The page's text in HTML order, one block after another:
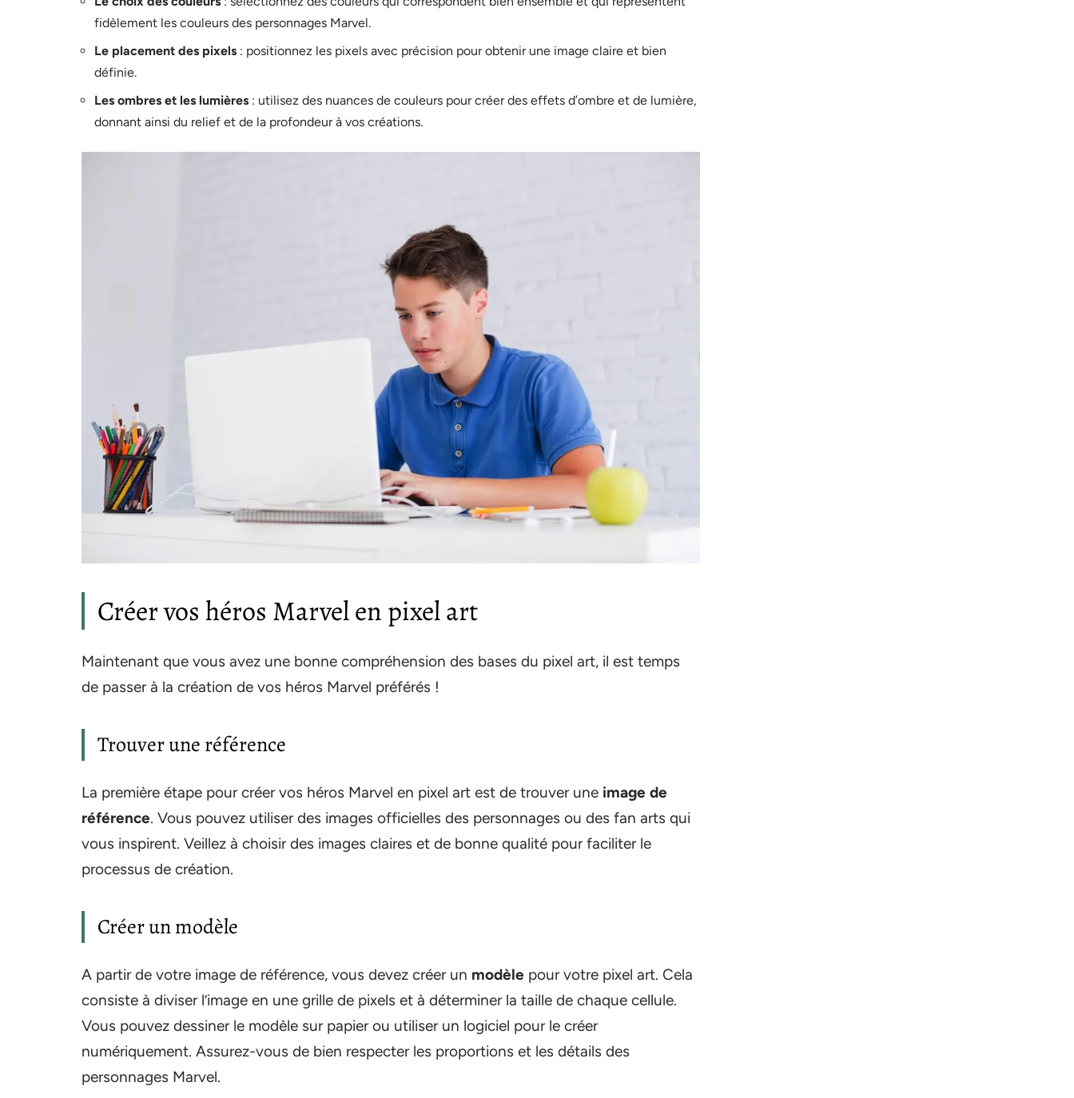
fidèlement les couleurs des personnages Marvel.
Le placement des pixels : positionnez les pixels avec précision pour obtenir une image claire et bien
définie.
Les ombres et les lumières : utilisez des nuances de couleurs pour créer des effets d’ombre et de lumière,
donnant ainsi du relief et de la profondeur à vos créations.
Créer vos héros Marvel en pixel art
Maintenant que vous avez une bonne compréhension des bases du pixel art, il est temps
de passer à la création de vos héros Marvel préférés !
Trouver une référence
La première étape pour créer vos héros Marvel en pixel art est de trouver une image de
référence. Vous pouvez utiliser des images officielles des personnages ou des fan arts qui
vous inspirent. Veillez à choisir des images claires et de bonne qualité pour faciliter le
processus de création.
Créer un modèle
A partir de votre image de référence, vous devez créer un modèle pour votre pixel art. Cela
consiste à diviser l’image en une grille de pixels et à déterminer la taille de chaque cellule.
Vous pouvez dessiner le modèle sur papier ou utiliser un logiciel pour le créer
numériquement. Assurez-vous de bien respecter les proportions et les détails des
personnages Marvel.